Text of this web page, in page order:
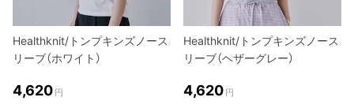
Healthknit/トンプキンズノース
リーブ（ホワイト）
4,620 円
Healthknit/トンプキンズノース
リーブ（ヘザーグレー）
4,620 円